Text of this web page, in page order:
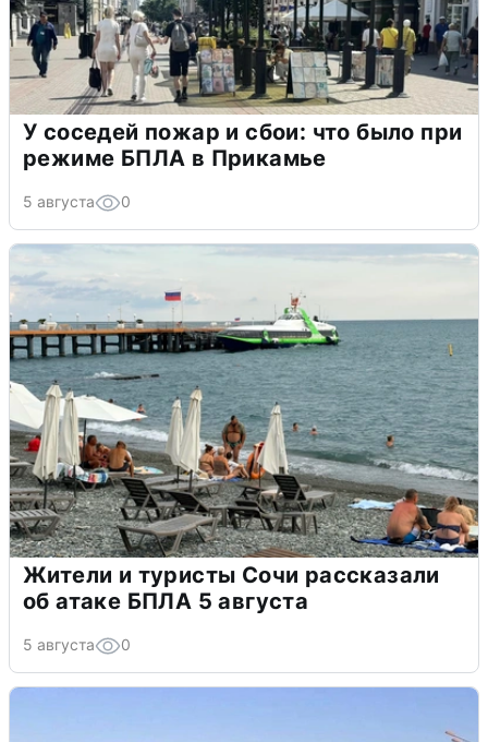
У соседей пожар и сбои: что было при
режиме БПЛА в Прикамье
5 августа 0
Жители и туристы Сочи рассказали
об атаке БПЛА 5 августа
5 августа 0